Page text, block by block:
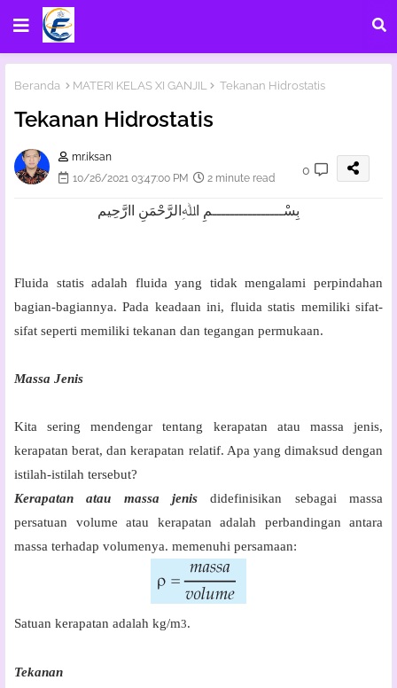
Beranda MATERI KELAS XI GANJIL Tekanan Hidrostatis
Tekanan Hidrostatis
mr.iksan
10/26/2021 03:47:00 PM
2 minute read
0
بِسْــــــــــــــــمِ اﷲِالرَّحْمَنِ اارَّحِيم
Fluida statis adalah fluida yang tidak mengalami perpindahan
bagian-bagiannya. Pada keadaan ini, fluida statis memiliki sifat-
sifat seperti memiliki tekanan dan tegangan permukaan.
Massa Jenis
Kita sering mendengar tentang kerapatan atau massa jenis,
kerapatan berat, dan kerapatan relatif. Apa yang dimaksud dengan
istilah-istilah tersebut?
Kerapatanatau massa jenis
didefinisikan sebagai massa
persatuan volume atau kerapatan adalah perbandingan antara
massa terhadap volumenya. memenuhi persamaan:
Satuan kerapatan adalah kg/m3.
Tekanan